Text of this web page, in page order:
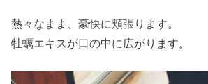
熱々なまま、豪快に頬張ります。
牡蠣エキスが口の中に広がります。